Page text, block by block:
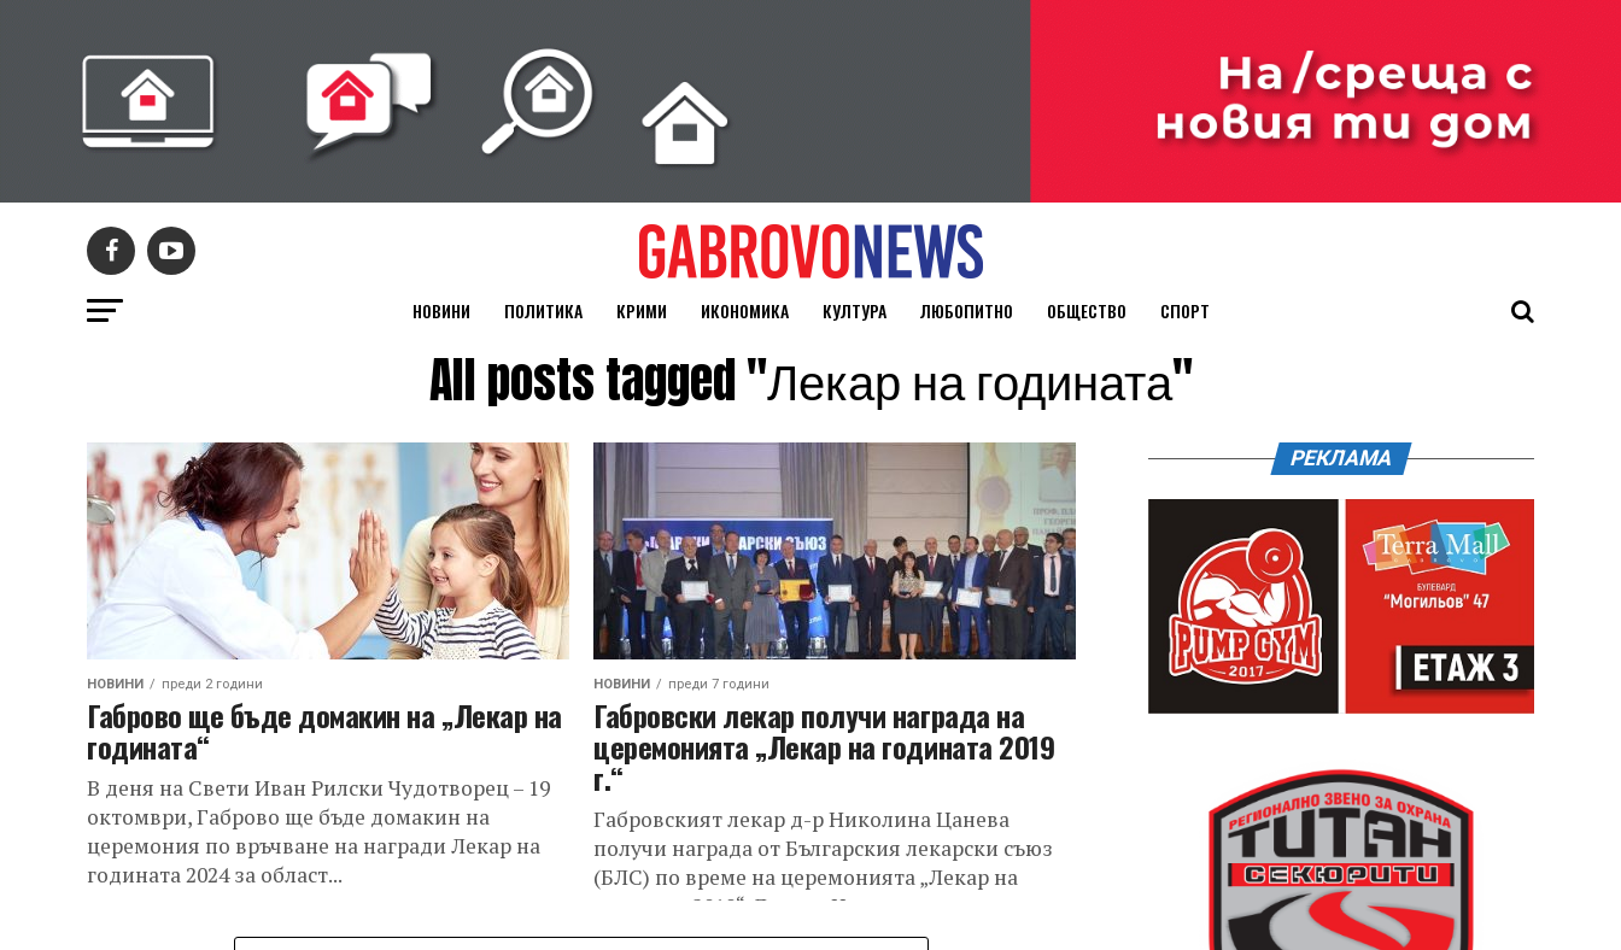
НОВИНИ ПОЛИТИКА КРИМИ ИКОНОМИКА КУЛТУРА ЛЮБОПИТНО ОБЩЕСТВО СПОРТ
All posts tagged "Лекар на годината"
НОВИНИ преди 2 години
Габрово ще бъде домакин на „Лекар на
годината“
В деня на Свети Иван Рилски Чудотворец – 19
октомври, Габрово ще бъде домакин на
церемония по връчване на награди Лекар на
годината 2024 за област...
НОВИНИ преди 7 години
Габровски лекар получи награда на
церемонията „Лекар на годината 2019
г.“
Габровският лекар д-р Николина Цанева
получи награда от Българския лекарски съюз
(БЛС) по време на церемонията „Лекар на
годината 2019“. Доктор Цанева, която е
кардиолог с...
РЕКЛАМА